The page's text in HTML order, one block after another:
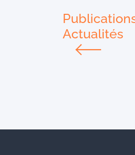
Actualités